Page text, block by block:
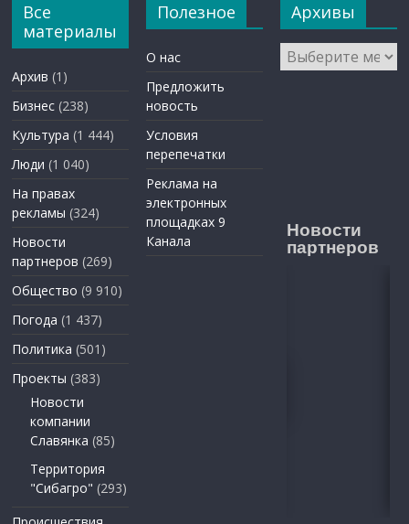
Все
материалы
Архив (1)
Бизнес (238)
Культура (1 444)
Люди (1 040)
На правах
рекламы (324)
Новости
партнеров (269)
Общество (9 910)
Погода (1 437)
Политика (501)
Проекты (383)
Новости
компании
Славянка (85)
Территория
"Сибагро" (293)
Полезное
О нас
Предложить
новость
Условия
перепечатки
Реклама на
электронных
площадках 9
Канала
Архивы
Архивы
Новости
партнеров